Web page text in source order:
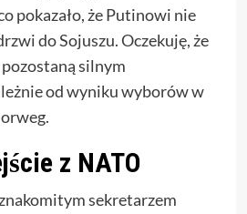
pokazało, że Putinowi nie
do Sojuszu. Oczekuję, że
silnym
od wyniku wyborów w
z NATO
sekretarzem